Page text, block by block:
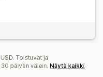
Toistuvat ja
päivän välein. Näytä kaikki